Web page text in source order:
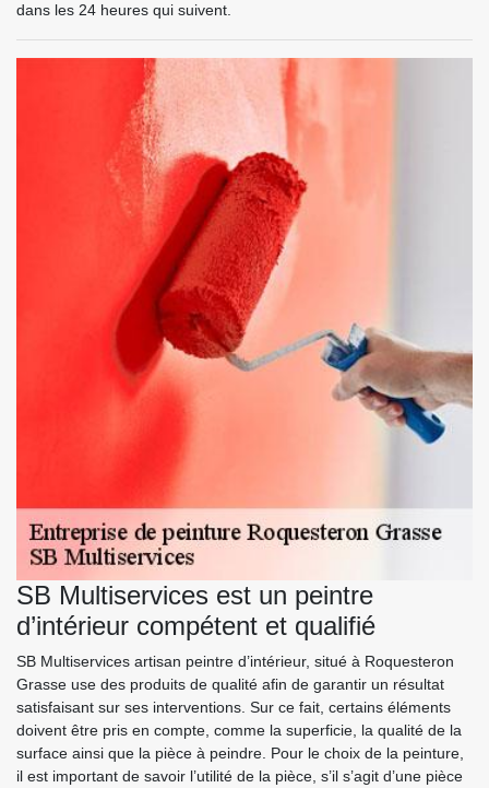
dans les 24 heures qui suivent.
SB Multiservices est un peintre
d’intérieur compétent et qualifié
SB Multiservices artisan peintre d’intérieur, situé à Roquesteron
Grasse use des produits de qualité afin de garantir un résultat
satisfaisant sur ses interventions. Sur ce fait, certains éléments
doivent être pris en compte, comme la superficie, la qualité de la
surface ainsi que la pièce à peindre. Pour le choix de la peinture,
il est important de savoir l’utilité de la pièce, s’il s’agit d’une pièce